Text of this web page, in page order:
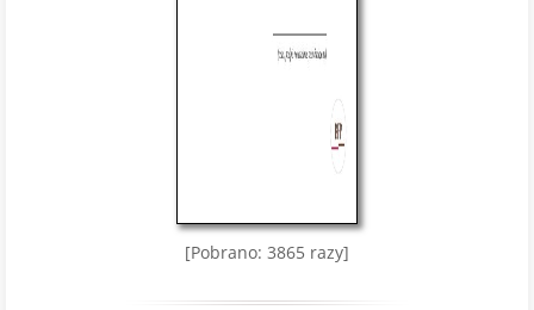
[Pobrano: 3865 razy]